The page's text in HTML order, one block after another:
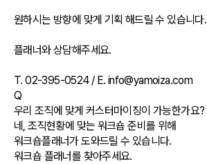
원하시는 방향에 맞게 기획 해드릴 수 있습니다.
플래너와 상담해주세요.
T. 02-395-0524 / E. info@yamoiza.com
Q
우리 조직에 맞게 커스터마이징이 가능한가요?
네, 조직현황에 맞는 워크숍 준비를 위해
워크숍플래너가 도와드릴 수 있습니다.
워크숍 플래너를 찾아주세요.